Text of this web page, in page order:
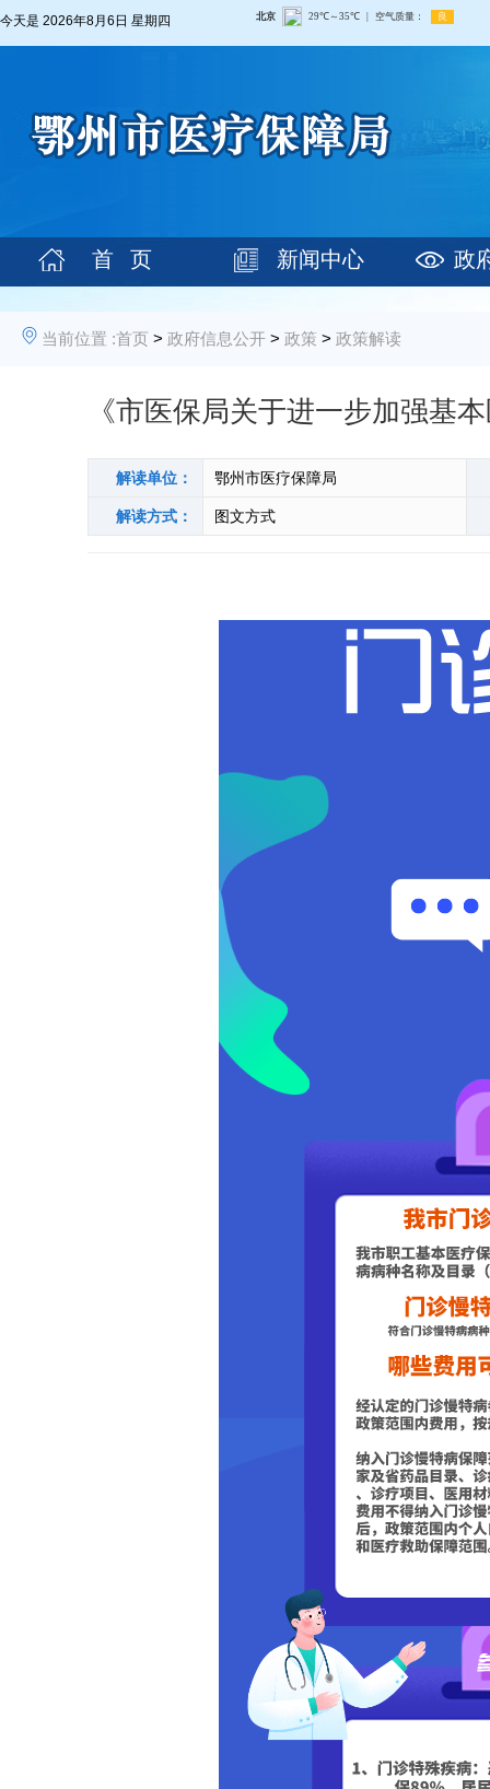
今天是 2026年8月6日 星期四
首 页 新闻中心 政
当前位置 :首页 > 政府信息公开 > 政策 > 政策解读
《市医保局关于进一步加强基
解读单位： 鄂州市医疗保障局
解读方式： 图文方式